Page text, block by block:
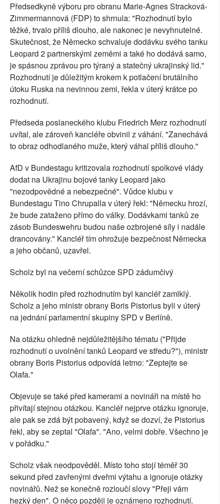
Předsedkyně výboru pro obranu Marie-Agnes Stracková-
Zimmermannová (FDP) to shrnula: "Rozhodnutí bylo
těžké, trvalo příliš dlouho, ale nakonec je nevyhnutelné.
Skutečnost, že Německo schvaluje dodávku svého tanku
Leopard 2 partnerskými zeměmi a také ho dodává samo,
je spásnou zprávou pro týraný a statečný ukrajinský lid."
Rozhodnutí je důležitým krokem k potlačení brutálního
útoku Ruska na nevinnou zemi, řekla v úterý krátce po
rozhodnutí.
Předseda poslaneckého klubu Friedrich Merz rozhodnutí
uvítal, ale zároveň kancléře obvinil z váhání. "Zanechává
to obraz odhodlaného muže, který váhal příliš dlouho."
AfD v Bundestagu kritizovala rozhodnutí spolkové vlády
dodat na Ukrajinu bojové tanky Leopard jako
"nezodpovědné a nebezpečné". Vůdce klubu v
Bundestagu Tino Chrupalla v úterý řekl: "Německu hrozí,
že bude zataženo přímo do války. Dodávkami tanků ze
zásob Bundeswehru budou naše ozbrojené síly i nadále
drancovány." Kancléř tím ohrožuje bezpečnost Německa
a jeho občanů, uzavřel.
Scholz byl na večerní schůzce SPD zádumčivý
Několik hodin před rozhodnutím byl kancléř zamlklý.
Scholz a jeho ministr obrany Boris Pistorius byli v úterý
na jednání parlamentní skupiny SPD v Berlíně.
Na otázku ohledně nejdůležitějšího tématu ("Přijde
rozhodnutí o uvolnění tanků Leopard ve středu?"), ministr
obrany Boris Pistorius odpovídá letmo: "Zeptejte se
Olafa."
Objevuje se také před kamerami a novináři na místě ho
přivítají stejnou otázkou. Kancléř nejprve otázku ignoruje,
ale pak se zdá být pobavený, když se dozví, že Pistorius
řekl, aby se zeptal "Olafa". "Ano, velmi dobře. Všechno je
v pořádku."
Scholz však neodpověděl. Místo toho stojí téměř 30
sekund před zavřenými dveřmi výtahu a ignoruje otázky
novinářů. Než se konečně rozloučí slovy "Přeji vám
hezký den". O něco později je oznámeno rozhodnutí.